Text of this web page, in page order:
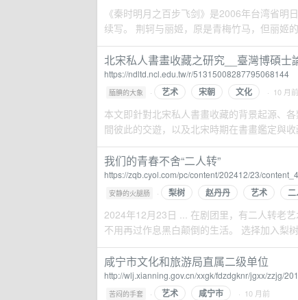
《秦时明月之百步飞剑》是2006年台湾省
续写。 荆轲与丽姬，原是青梅竹马，但丽姬
北宋私人書畫收藏之研究__臺灣博碩士
https://ndltd.ncl.edu.tw/r/51315008287795068144
腼腆的大象 · 艺术 宋朝 文化 · 10 月前
本文即針對北宋私人書畫收藏的背景起源、
間彼此的交遊，以及北宋時期在書畫鑑定與
我们的青春不舍“二人转”
https://zqb.cyol.com/pc/content/202412/23/
安静的火腿肠 · 梨树 赵丹丹 艺术 二
2024年12月23日 ... 在剧团里，有二人转老
不用再过作息黑白颠倒的生活。 选择加入梨
咸宁市文化和旅游局直属二级单位
http://wlj.xianning.gov.cn/xxgk/fdzdgknr/jgxx/zzjg/
苦闷的手套 · 艺术 咸宁市 · 10 月前